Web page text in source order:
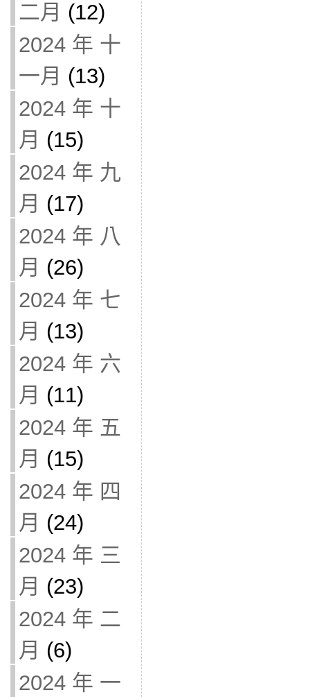
二月 (12)
2024 年 十
一月 (13)
2024 年 十
月 (15)
2024 年 九
月 (17)
2024 年 八
月 (26)
2024 年 七
月 (13)
2024 年 六
月 (11)
2024 年 五
月 (15)
2024 年 四
月 (24)
2024 年 三
月 (23)
2024 年 二
月 (6)
2024 年 一